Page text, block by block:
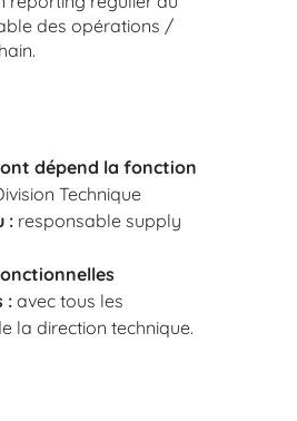
des opérations /
dépend la fonction
Technique
:responsable supply
:avec tous les
la direction technique.